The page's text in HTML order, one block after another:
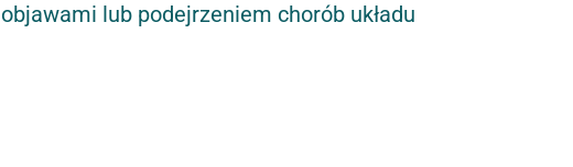
lub podejrzeniem chorób układu